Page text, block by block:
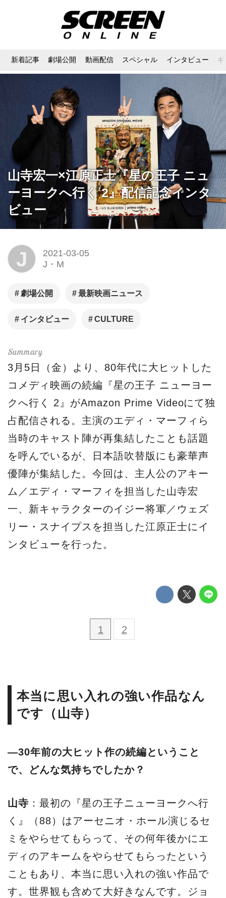
新着記事 劇場公開 動画配信 スペシャル インタビュー
山寺宏一×江原正士『星の王子 ニュ
ーヨークへ行く 2』配信記念インタ
ビュー
J
2021-03-05
J・M
劇場公開 最新映画ニュース
インタビュー CULTURE
3月5日（金）より、80年代に大ヒットした
コメディ映画の続編『星の王子 ニューヨー
クへ行く 2』がAmazon Prime Videoにて独
占配信される。主演のエディ・マーフィら
当時のキャスト陣が再集結したことも話題
を呼んでいるが、日本語吹替版にも豪華声
優陣が集結した。今回は、主人公のアキー
ム／エディ・マーフィを担当した山寺宏
一、新キャラクターのイジー将軍／ウェズ
リー・スナイプスを担当した江原正士にイ
ンタビューを行った。
1 2
本当に思い入れの強い作品なん
です（山寺）
―30年前の大ヒット作の続編ということ
で、どんな気持ちでしたか？
山寺 ：最初の『星の王子ニューヨークへ行
く』（88）はアーセニオ・ホール演じるセ
ミをやらせてもらって、その何年後かにエ
ディのアキームをやらせてもらったという
こともあり、本当に思い入れの強い作品で
す。世界観も含めて大好きなんです。ジョ